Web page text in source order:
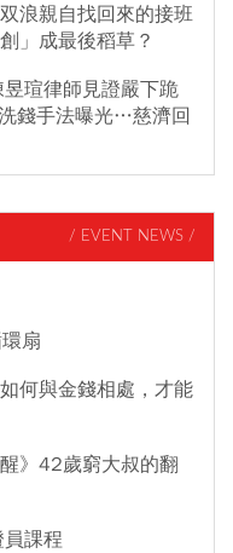
浪親自找回來的接班
」成最後稻草？
瑄律師見證嚴下跪
錢手法曝光…慈濟回
/ EVENT NEWS /
扇
何與金錢相處，才能
》42歲窮大叔的翻
課程